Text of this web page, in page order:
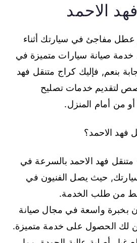
الاحمد
مفاجئ في سيارتك أثناء
صيانة سيارات متميزة في
بنعم, فإليك كراج متنقل فهد
لتقديم خدمات تصليح
من أمام المنزل.
فهد الاحمد؟
متنقل فهد الاحمد بالسرعة في
حيث يصل الفنيون في
بخبرة واسعة في مجال صيانة
لك الحصول على خدمة متميزة.